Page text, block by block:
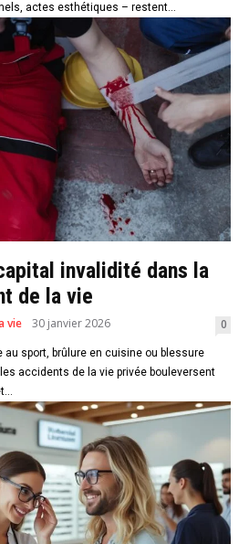
actes esthétiques – restent...
invalidité dans la
de la vie
vie 30 janvier 2026 0
sport, brûlure en cuisine ou blessure
accidents de la vie privée bouleversent